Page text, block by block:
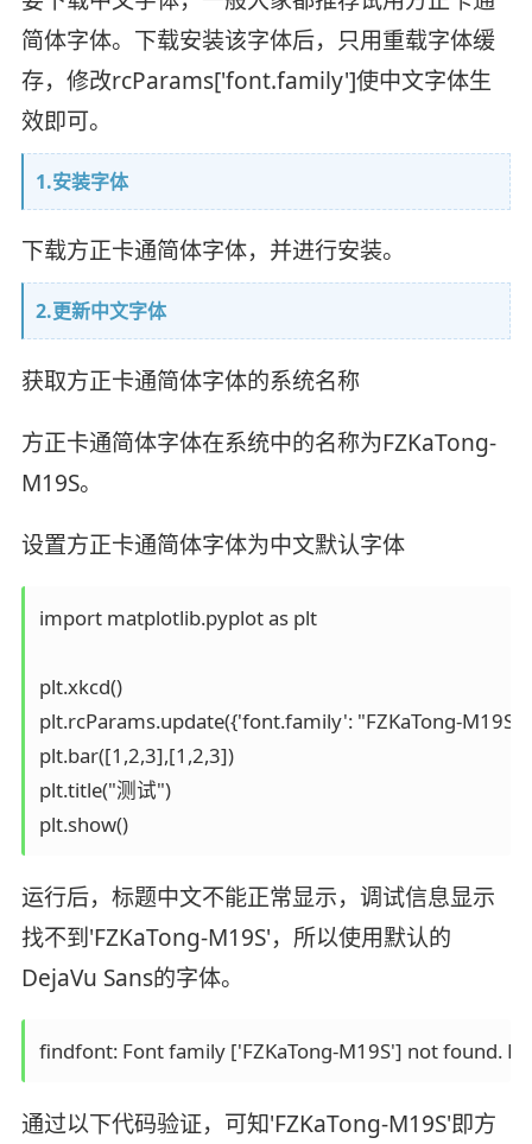
简体字体。下载安装该字体后，只用重载字体缓
存，修改rcParams['font.family']使中文字体生
效即可。
1.安装字体
下载方正卡通简体字体，并进行安装。
2.更新中文字体
获取方正卡通简体字体的系统名称
方正卡通简体字体在系统中的名称为FZKaTong-
M19S。
设置方正卡通简体字体为中文默认字体
import matplotlib.pyplot as plt
plt.xkcd()
plt.rcParams.update({'font.family': "FZKaTong-
plt.bar([1,2,3],[1,2,3])
plt.title("测试")
plt.show()
运行后，标题中文不能正常显示，调试信息显示
找不到'FZKaTong-M19S'，所以使用默认的
DejaVu Sans的字体。
通过以下代码验证，可知'FZKaTong-M19S'即方